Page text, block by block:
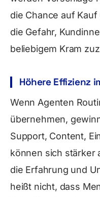
die Chance auf
die Gefahr,
beliebigem Kram
Höhere Effizienz
Wenn Agenten
übernehmen,
Support, Content,
können sich stärker
die Erfahrung und
heißt nicht, dass